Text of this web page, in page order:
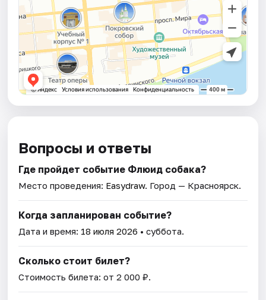
Вопросы и ответы
Где пройдет событие Флюид собака?
Место проведения: Easydraw. Город — Красноярск.
Когда запланирован событие?
Дата и время: 18 июля 2026 • суббота.
Сколько стоит билет?
Стоимость билета: от 2 000 ₽.